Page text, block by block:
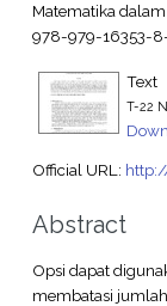
Matematika
978-979-16353-
Text
T-22
Official URL:
Abstract
Opsi dapat
membatasi